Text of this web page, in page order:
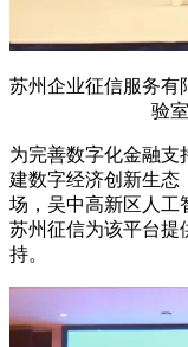
苏州企业征信服务有
验
为完善数字化金融支
建数字经济创新生态
场，吴中高新区人工
苏州征信为该平台提
持。